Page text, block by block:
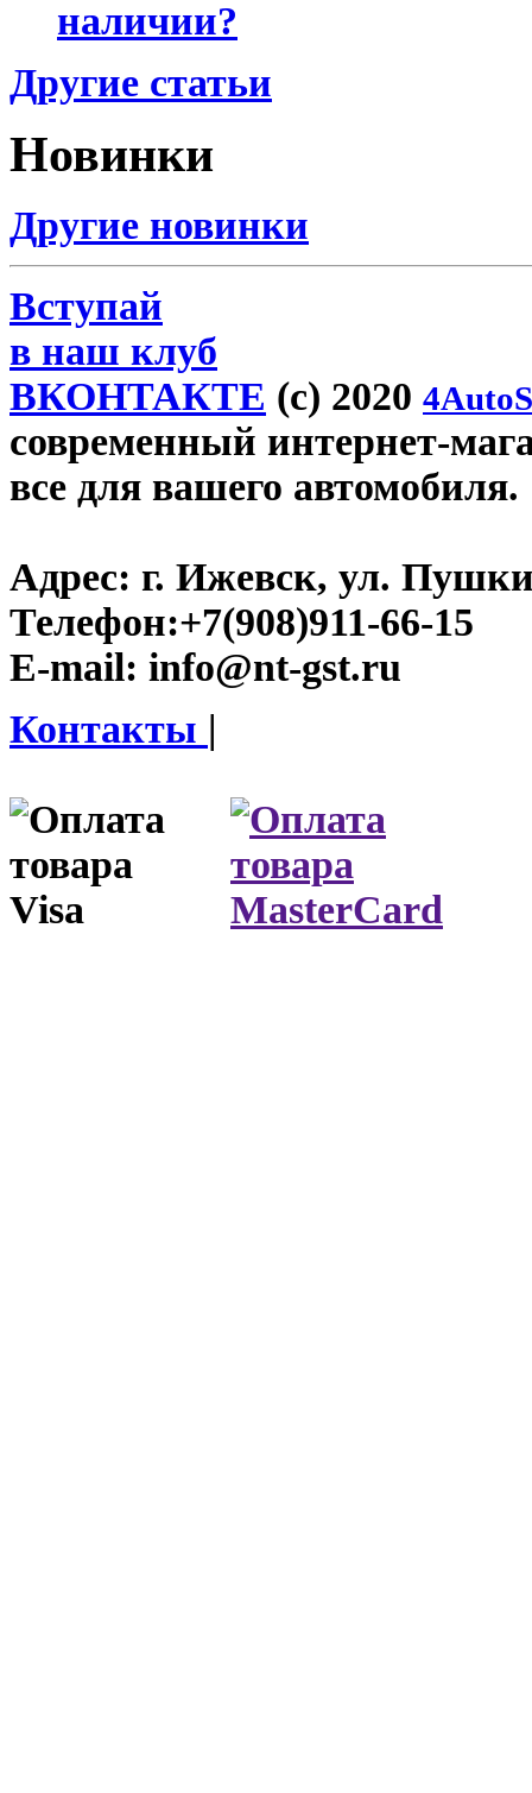
наличии?
Другие статьи
Новинки
Другие новинки
Вступай
в наш клуб
ВКОНТАКТЕ (c) 2020
современный интернет-
все для вашего автомобиля.
Адрес: г. Ижевск, ул.
Телефон:+7(908)911-66-15
E-mail: info@nt-gst.ru
Контакты |